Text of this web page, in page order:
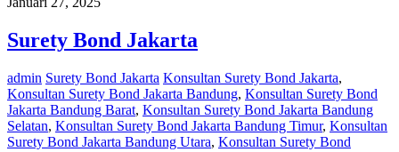
Surety Bond Jakarta
admin Surety Bond Jakarta Konsultan Surety Bond Jakarta,
Konsultan Surety Bond Jakarta Bandung, Konsultan Surety Bond
Jakarta Bandung Barat, Konsultan Surety Bond Jakarta Bandung
Selatan, Konsultan Surety Bond Jakarta Bandung Timur, Konsultan
Surety Bond Jakarta Bandung Utara, Konsultan Surety Bond